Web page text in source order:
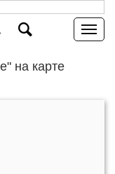
на карте